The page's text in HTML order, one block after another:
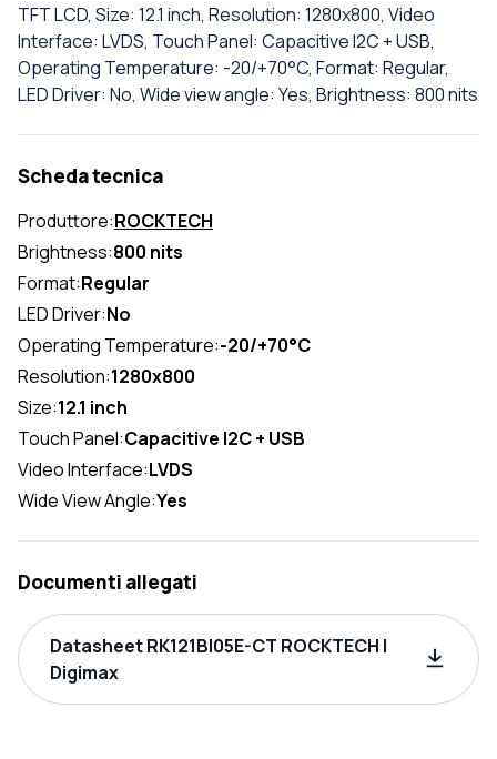
TFT LCD, Size: 12.1 inch, Resolution: 1280x800, Video
Interface: LVDS, Touch Panel: Capacitive I2C + USB,
Operating Temperature: -20/+70°C, Format: Regular,
LED Driver: No, Wide view angle: Yes, Brightness: 800 nits
Scheda tecnica
Produttore:ROCKTECH
Brightness:800 nits
Format:Regular
LED Driver:No
Operating Temperature:-20/+70°C
Resolution:1280x800
Size:12.1 inch
Touch Panel:Capacitive I2C + USB
Video Interface:LVDS
Wide View Angle:Yes
Documenti allegati
Datasheet RK121BI05E-CT ROCKTECH |
Digimax